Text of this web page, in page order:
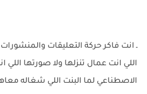
ـ انت فاكر حركة التعليقات
اللي انت عمال تنزلها ولا صورتها اللي
الاصطناعي لما البنت اللي شغاله